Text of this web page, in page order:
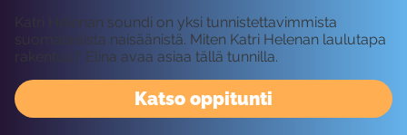
Katso oppitunti
Katri Helenan soundi on yksi tunnistettavimmista
suomalaisista naisäänistä. Miten Katri Helenan laulutapa
rakentuu? Elina avaa asiaa tällä tunnilla.